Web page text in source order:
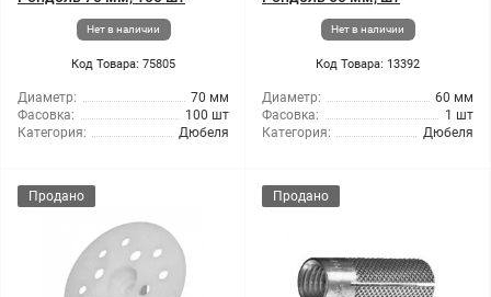
Нет в наличии
Код Товара: 75805
Диаметр:
70 мм
Фасовка:
100 шт
Категория:
Дюбеля
Нет в наличии
Код Товара: 13392
Диаметр:
60 мм
Фасовка:
1 шт
Категория:
Дюбеля
Продано Продано